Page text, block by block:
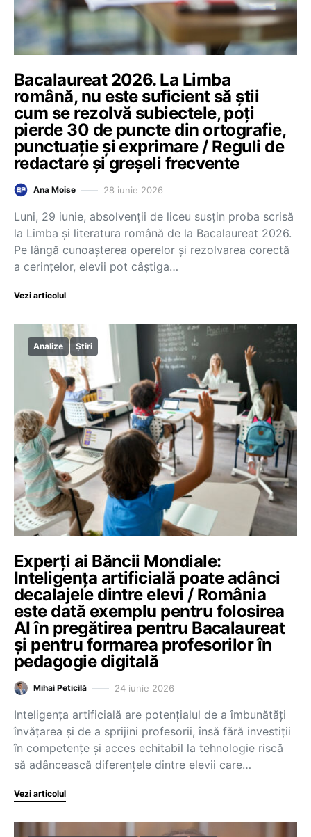
Bacalaureat 2026. La Limba
română, nu este suficient să știi
cum se rezolvă subiectele, poți
pierde 30 de puncte din ortografie,
punctuație și exprimare / Reguli de
redactare și greșeli frecvente
Ana Moise 28 iunie 2026
Luni, 29 iunie, absolvenții de liceu susțin proba scrisă
la Limba și literatura română de la Bacalaureat 2026.
Pe lângă cunoașterea operelor și rezolvarea corectă
a cerințelor, elevii pot câștiga…
Vezi articolul
Analize Știri
Experți ai Băncii Mondiale:
Inteligența artificială poate adânci
decalajele dintre elevi / România
este dată exemplu pentru folosirea
AI în pregătirea pentru Bacalaureat
și pentru formarea profesorilor în
pedagogie digitală
Mihai Peticilă 24 iunie 2026
Inteligența artificială are potențialul de a îmbunătăți
învățarea și de a sprijini profesorii, însă fără investiții
în competențe și acces echitabil la tehnologie riscă
să adâncească diferențele dintre elevii care…
Vezi articolul